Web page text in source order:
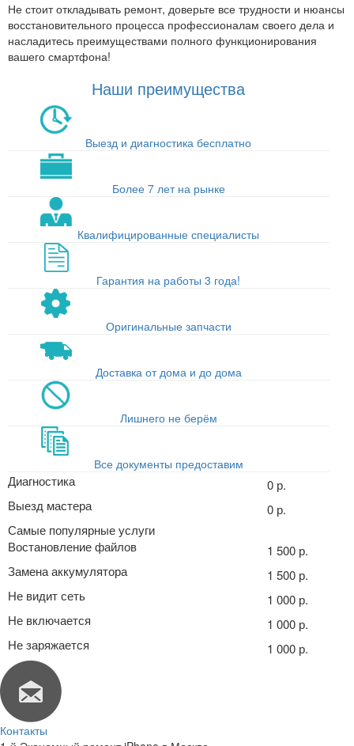
Не стоит откладывать ремонт, доверьте все трудности и нюансы
восстановительного процесса профессионалам своего дела и
насладитесь преимуществами полного функционирования
вашего смартфона!
Наши преимущества
Выезд и диагностика бесплатно
Более 7 лет на рынке
Квалифицированные специалисты
Гарантия на работы 3 года!
Оригинальные запчасти
Доставка от дома и до дома
Лишнего не берём
Все документы предоставим
Диагностика
0 р.
Выезд мастера
0 р.
Самые популярные услуги
Востановление файлов
1 500 р.
Замена аккумулятора
1 500 р.
Не видит сеть
1 000 р.
Не включается
1 000 р.
Не заряжается
1 000 р.
Контакты